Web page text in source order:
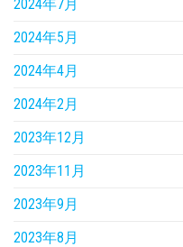
2024年7月
2024年5月
2024年4月
2024年2月
2023年12月
2023年11月
2023年9月
2023年8月